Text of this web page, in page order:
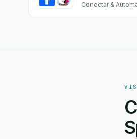
Conectar &